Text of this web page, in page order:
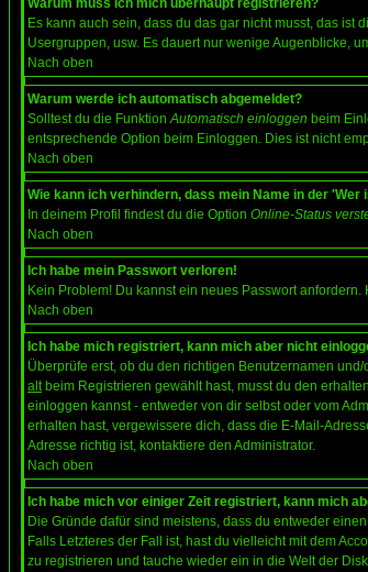
Warum muss ich mich überhaupt registrieren?
Es kann auch sein, dass du das gar nicht musst, das ist
Usergruppen, usw. Es dauert nur wenige Augenblicke,
Nach oben
Warum werde ich automatisch abgemeldet?
Solltest du die FunktionAutomatisch einloggen beim
entsprechende Option beim Einloggen. Dies ist nicht
Nach oben
Wie kann ich verhindern, dass mein Name in der
In deinem Profil findest du die Option Online-Status
Nach oben
Ich habe mein Passwort verloren!
Kein Problem! Du kannst ein neues Passwort
Nach oben
Ich habe mich registriert, kann mich aber nicht
Überprüfe erst, ob du den richtigen Benutzernamen
altbeim Registrieren gewählt hast, musst du den
einloggen kannst - entweder von dir selbst oder vom
erhalten hast, vergewissere dich, dass die E-Mail-
Adresse richtig ist, kontaktiere den Administrator.
Nach oben
Ich habe mich vor einiger Zeit registriert, kann mich
Die Gründe dafür sind meistens, dass du entweder
Falls Letzteres der Fall ist, hast du vielleicht mit dem
zu registrieren und tauche wieder ein in die Welt der